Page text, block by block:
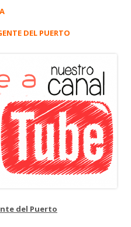
DEL PUERTO
del Puerto